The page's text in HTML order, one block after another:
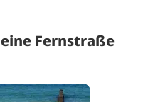
Fernstraße